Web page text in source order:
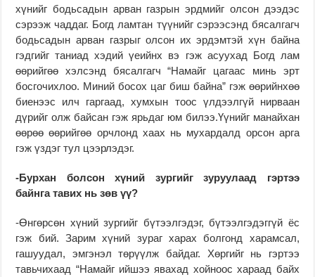
хүнийг бодьсадын арван газрын эрдмийг олсон дээдэс
сэрээж чаддаг. Богд ламтан түүнийг сэрээсэнд бясалгагч
бодьсадын арван газрыг олсон их эрдэмтэй хүн байна
гэдгийг таниад хэдий үеийнх вэ гэж асуухад Богд лам
өөрийгөө хэлсэнд бясалгагч “Намайг цагаас минь эрт
босгочихлоо. Миний босох цаг биш байна” гэж өөрийнхөө
биенээс илч гаргаад, хумхын тоос үлдээлгүй нирваан
дүрийг олж байсан гэж ярьдаг юм билээ.Үүнийг манайхан
өөрөө өөрийгөө орчлонд хаах нь мухардалд орсон арга
гэж үздэг тул цээрлэдэг.
-Бурхан болсон хүний зургийг зуруулаад гэртээ
байнга тавих нь зөв үү?
-Өнгөрсөн хүний зургийг бүтээлгэдэг, бүтээлгэдэггүй ёс
гэж бий. Зарим хүний зураг харах болгонд харамсал,
гашуудал, эмгэнэл төрүүлж байдаг. Хөргийг нь гэртээ
тавьчихаад “Намайг ийшээ явахад хойноос хараад байх